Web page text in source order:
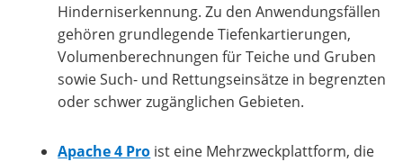
Hinderniserkennung. Zu den Anwendungsfällen
gehören grundlegende Tiefenkartierungen,
Volumenberechnungen für Teiche und Gruben
sowie Such- und Rettungseinsätze in begrenzten
oder schwer zugänglichen Gebieten.
Apache 4 Pro ist eine Mehrzweckplattform, die